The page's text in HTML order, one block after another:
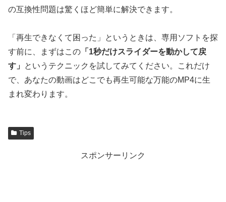
の互換性問題は驚くほど簡単に解決できます。
「再生できなくて困った」というときは、専用ソフトを探
す前に、まずはこの 「1秒だけスライダーを動かして戻
す」
というテクニックを試してみてください。これだけ
で、あなたの動画はどこでも再生可能な万能のMP4に生
まれ変わります。
Tips
スポンサーリンク